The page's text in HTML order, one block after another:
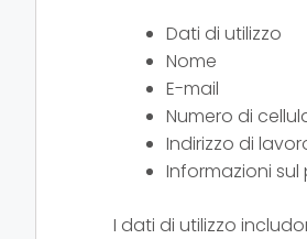
Dati di utilizzo
Nome
E-mail
Numero di
Indirizzo di
Informazioni
I dati di utilizzo